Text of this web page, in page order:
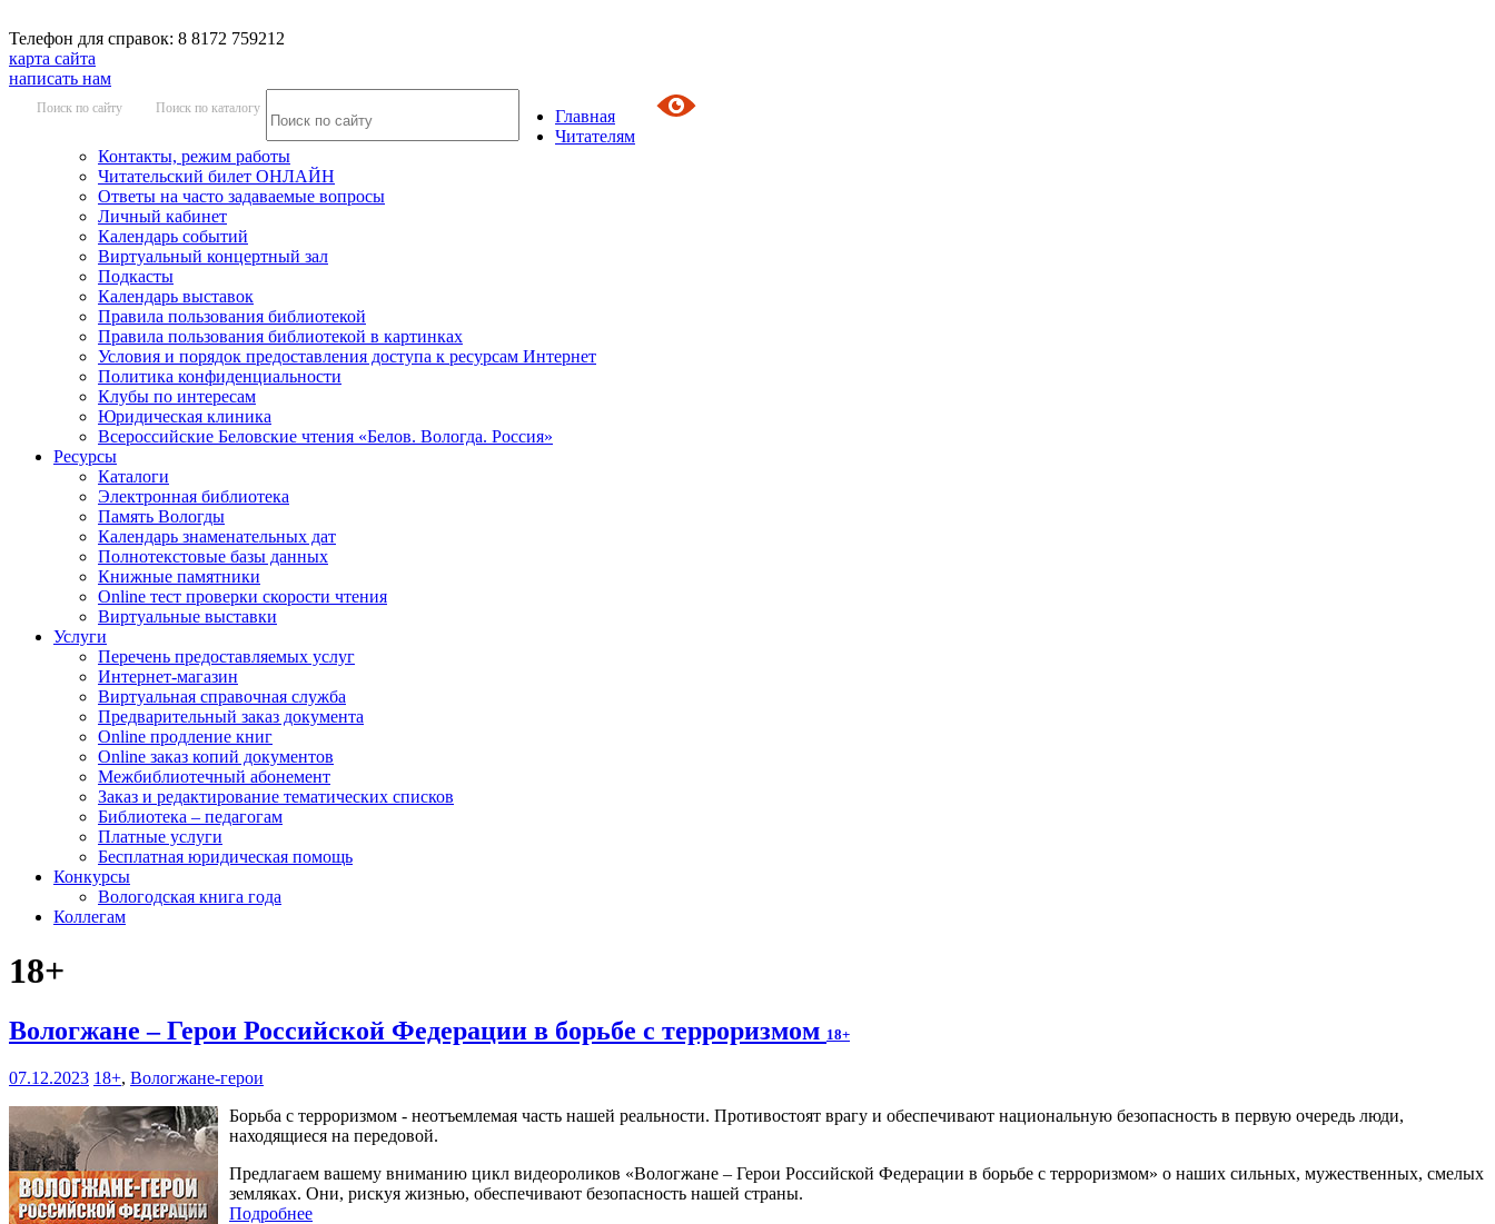
Телефон для справок: 8 8172 759212
карта сайта
написать нам
Поиск по сайту Поиск по каталогу
Главная
Читателям
Контакты, режим работы
Читательский билет ОНЛАЙН
Ответы на часто задаваемые вопросы
Личный кабинет
Календарь событий
Виртуальный концертный зал
Подкасты
Календарь выставок
Правила пользования библиотекой
Правила пользования библиотекой в картинках
Условия и порядок предоставления доступа к ресурсам Интернет
Политика конфиденциальности
Клубы по интересам
Юридическая клиника
Всероссийские Беловские чтения «Белов. Вологда. Россия»
Ресурсы
Каталоги
Электронная библиотека
Память Вологды
Календарь знаменательных дат
Полнотекстовые базы данных
Книжные памятники
Online тест проверки скорости чтения
Виртуальные выставки
Услуги
Перечень предоставляемых услуг
Интернет-магазин
Виртуальная справочная служба
Предварительный заказ документа
Online продление книг
Online заказ копий документов
Межбиблиотечный абонемент
Заказ и редактирование тематических списков
Библиотека – педагогам
Платные услуги
Бесплатная юридическая помощь
Конкурсы
Вологодская книга года
Коллегам
18+
Вологжане – Герои Российской Федерации в борьбе с терроризмом 18+
07.12.2023 18+, Вологжане-герои
Борьба с терроризмом - неотъемлемая часть нашей реальности. Противостоят врагу и обеспечивают национальную безопасность в первую очередь люди,
находящиеся на передовой.
Предлагаем вашему вниманию цикл видеороликов «Вологжане – Герои Российской Федерации в борьбе с терроризмом» о наших сильных, мужественных, смелых
земляках. Они, рискуя жизнью, обеспечивают безопасность нашей страны.
Подробнее